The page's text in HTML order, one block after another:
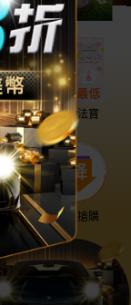
雨天法寶
降價搶購